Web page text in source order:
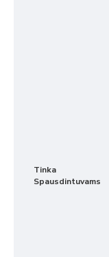
Tinka
Spausdintuvams